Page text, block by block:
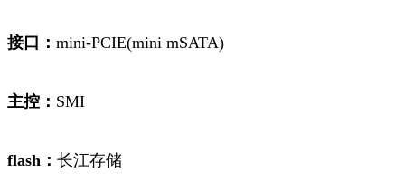
接口： mini-PCIE(mini mSATA)
主控： SMI
flash： 长江存储